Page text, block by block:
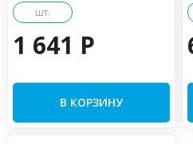
шт.
1 641 P
В КОРЗИНУ